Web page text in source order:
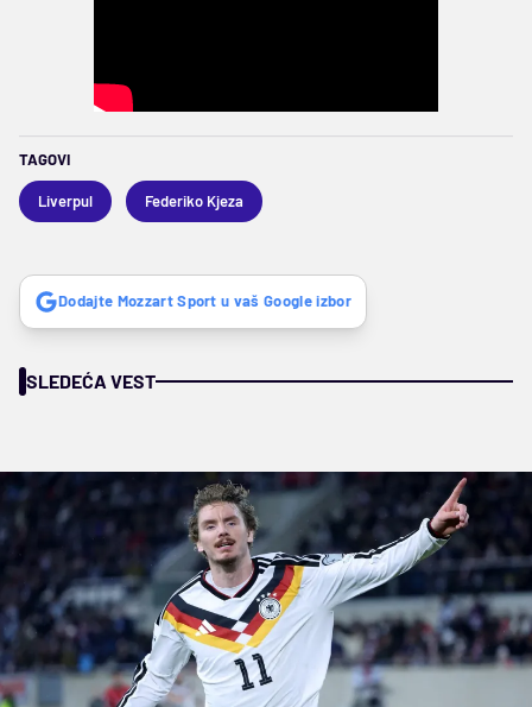
TAGOVI
Liverpul Federiko Kjeza
Dodajte Mozzart Sport u vaš Google izbor
SLEDEĆA VEST